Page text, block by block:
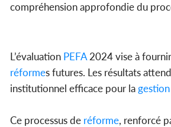
compréhension approfondie du
L’évaluation PEFA2024 vise à
réformes futures. Les résultats
institutionnel efficace pour lagestion
Ce processus de réforme, renforcé